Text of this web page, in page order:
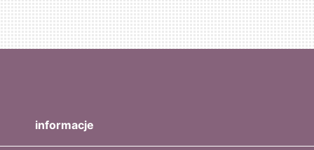
informacje